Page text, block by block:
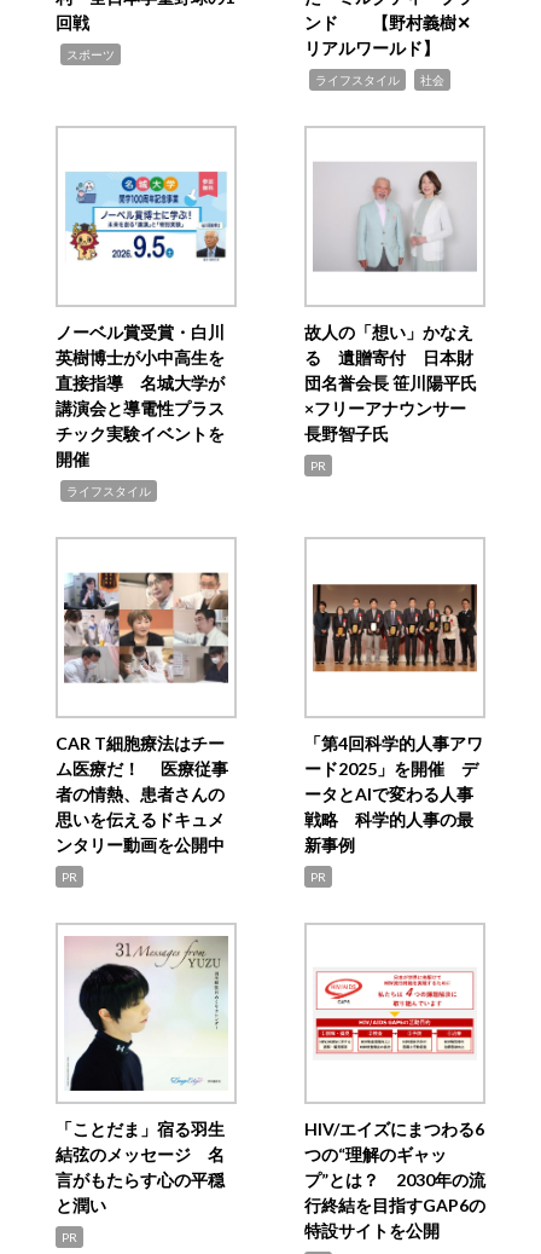
回戦
スポーツ
ンド 【野村義樹✕
リアルワールド】
ライフスタイル 社会
ノーベル賞受賞・白川
英樹博士が小中高生を
直接指導 名城大学が
講演会と導電性プラス
チック実験イベントを
開催
ライフスタイル
故人の「想い」かなえ
る 遺贈寄付 日本財
団名誉会長 笹川陽平氏
×フリーアナウンサー
長野智子氏
PR
CAR T細胞療法はチー
ム医療だ！ 医療従事
者の情熱、患者さんの
思いを伝えるドキュメ
ンタリー動画を公開中
PR
「第4回科学的人事アワ
ード2025」を開催 デ
ータとAIで変わる人事
戦略 科学的人事の最
新事例
PR
「ことだま」宿る羽生
結弦のメッセージ 名
言がもたらす心の平穏
と潤い
PR
HIV/エイズにまつわる6
つの“理解のギャッ
プ”とは？ 2030年の流
行終結を目指すGAP6の
特設サイトを公開